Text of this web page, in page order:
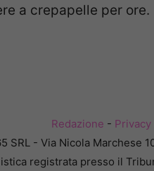
a crepapelle per ore.
Redazione -
SRL - Via Nicola Marchese
registrata presso il